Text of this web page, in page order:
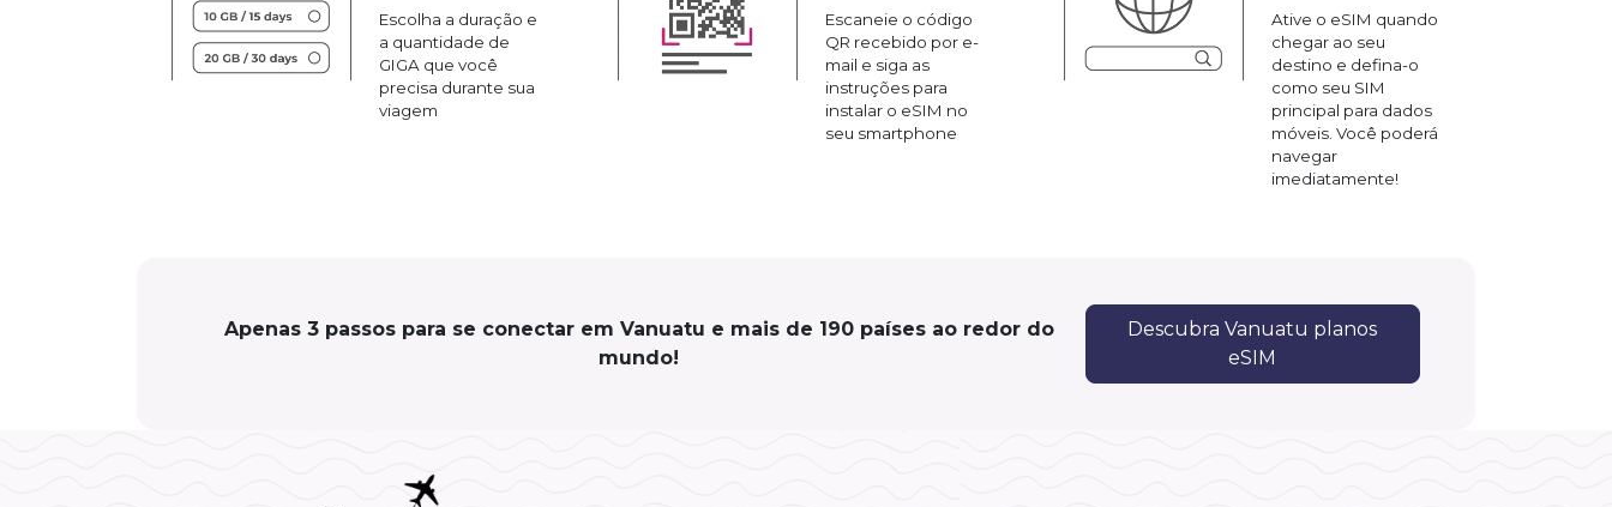
Escolha a duração e
a quantidade de
GIGA que você
precisa durante sua
viagem
Escaneie o código
QR recebido por e-
mail e siga as
instruções para
instalar o eSIM no
seu smartphone
Ative o eSIM quando
chegar ao seu
destino e defina-o
como seu SIM
principal para dados
móveis. Você poderá
navegar
imediatamente!
Apenas 3 passos para se conectar em Vanuatu e mais de 190 países ao redor do
mundo!
Descubra Vanuatu planos
eSIM